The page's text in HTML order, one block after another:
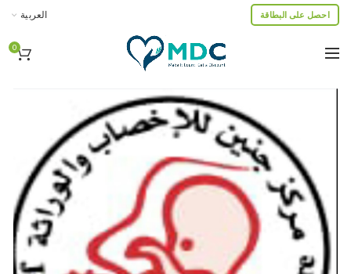
احصل على البطاقة العربية
0